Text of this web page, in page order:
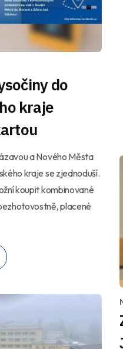
do
kraje
a Nového Města
kraje se zjednoduší.
koupit kombinované
placené